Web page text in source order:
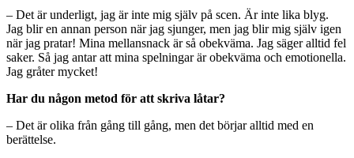
– Det är underligt, jag är inte mig själv på scen. Är inte lika blyg.
Jag blir en annan person när jag sjunger, men jag blir mig själv igen
när jag pratar! Mina mellansnack är så obekväma. Jag säger alltid fel
saker. Så jag antar att mina spelningar är obekväma och emotionella.
Jag gråter mycket!
Har du någon metod för att skriva låtar?
– Det är olika från gång till gång, men det börjar alltid med en
berättelse.